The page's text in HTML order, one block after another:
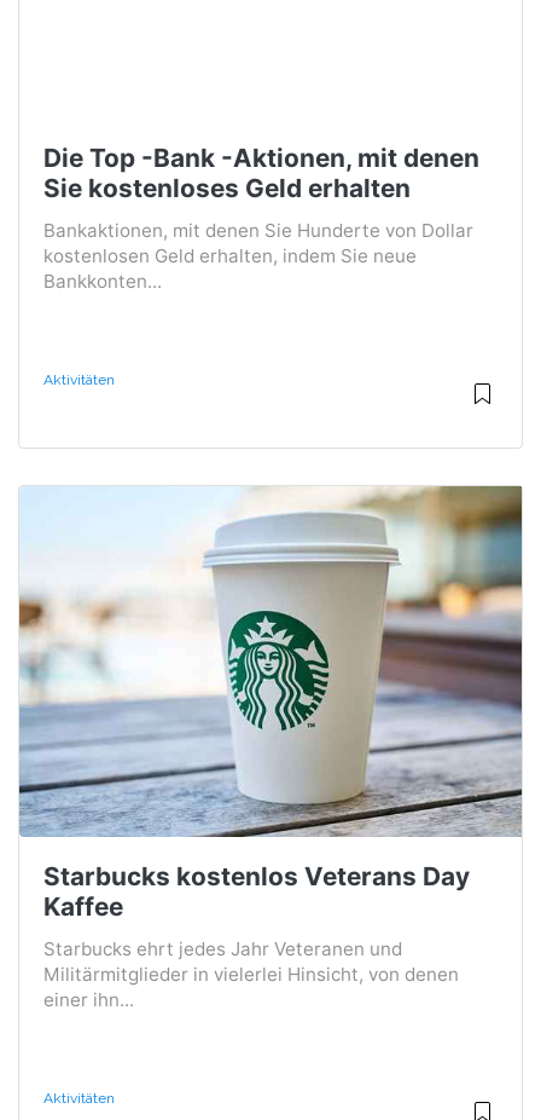
Die Top -Bank -Aktionen, mit denen
Sie kostenloses Geld erhalten
Bankaktionen, mit denen Sie Hunderte von Dollar
kostenlosen Geld erhalten, indem Sie neue
Bankkonten...
Aktivitäten
Starbucks kostenlos Veterans Day
Kaffee
Starbucks ehrt jedes Jahr Veteranen und
Militärmitglieder in vielerlei Hinsicht, von denen
einer ihn...
Aktivitäten